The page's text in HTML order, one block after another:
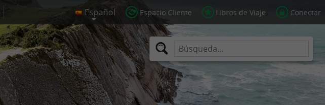
Espacio Cliente Libros de Viaje Conectar